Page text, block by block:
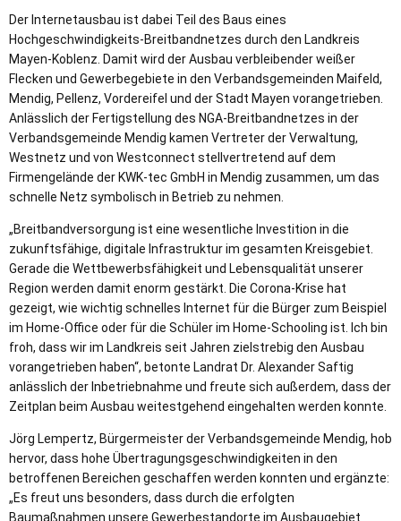
Der Internetausbau ist dabei Teil des Baus eines
Hochgeschwindigkeits-Breitbandnetzes durch den Landkreis
Mayen-Koblenz. Damit wird der Ausbau verbleibender weißer
Flecken und Gewerbegebiete in den Verbandsgemeinden Maifeld,
Mendig, Pellenz, Vordereifel und der Stadt Mayen vorangetrieben.
Anlässlich der Fertigstellung des NGA-Breitbandnetzes in der
Verbandsgemeinde Mendig kamen Vertreter der Verwaltung,
Westnetz und von Westconnect stellvertretend auf dem
Firmengelände der KWK-tec GmbH in Mendig zusammen, um das
schnelle Netz symbolisch in Betrieb zu nehmen.
„Breitbandversorgung ist eine wesentliche Investition in die
zukunftsfähige, digitale Infrastruktur im gesamten Kreisgebiet.
Gerade die Wettbewerbsfähigkeit und Lebensqualität unserer
Region werden damit enorm gestärkt. Die Corona-Krise hat
gezeigt, wie wichtig schnelles Internet für die Bürger zum Beispiel
im Home-Office oder für die Schüler im Home-Schooling ist. Ich bin
froh, dass wir im Landkreis seit Jahren zielstrebig den Ausbau
vorangetrieben haben“, betonte Landrat Dr. Alexander Saftig
anlässlich der Inbetriebnahme und freute sich außerdem, dass der
Zeitplan beim Ausbau weitestgehend eingehalten werden konnte.
Jörg Lempertz, Bürgermeister der Verbandsgemeinde Mendig, hob
hervor, dass hohe Übertragungsgeschwindigkeiten in den
betroffenen Bereichen geschaffen werden konnten und ergänzte:
„Es freut uns besonders, dass durch die erfolgten
Baumaßnahmen unsere Gewerbestandorte im Ausbaugebiet